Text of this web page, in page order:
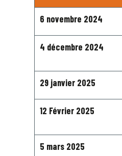
6 novembre 2024
4 décembre 2024
29 janvier 2025
12 Février 2025
5 mars 2025